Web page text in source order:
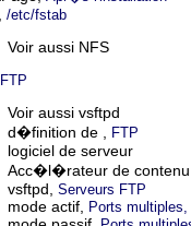
/etc/fstab
Voir aussi NFS
FTP
Voir aussi vsftpd
d�finition de , FTP
logiciel de serveur
Acc�l�rateur de
vsftpd, Serveurs FTP
mode actif, Ports